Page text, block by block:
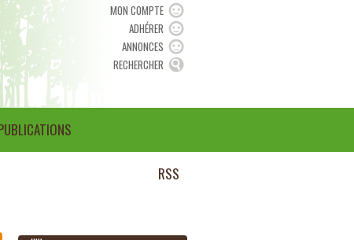
MON COMPTE
ADHÉRER
ANNONCES
RECHERCHER
RSS